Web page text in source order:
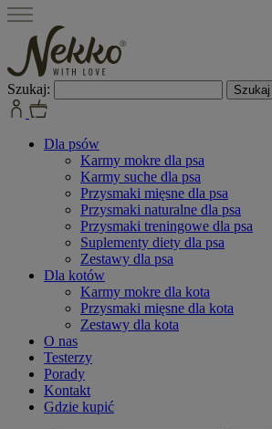
Szukaj:
Dla psów
Karmy mokre dla psa
Karmy suche dla psa
Przysmaki mięsne dla psa
Przysmaki naturalne dla psa
Przysmaki treningowe dla psa
Suplementy diety dla psa
Zestawy dla psa
Dla kotów
Karmy mokre dla kota
Przysmaki mięsne dla kota
Zestawy dla kota
O nas
Testerzy
Porady
Kontakt
Gdzie kupić